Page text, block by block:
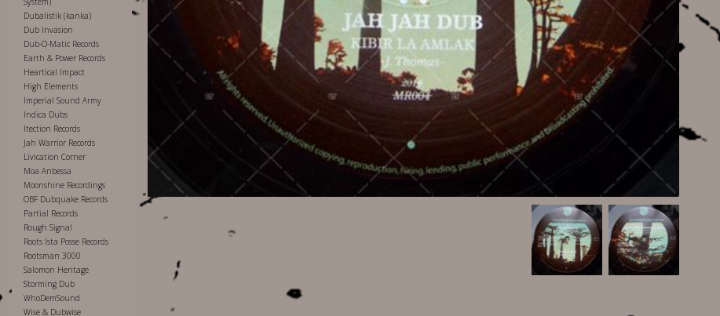
Dubalistik (kanka)
Dub Invasion
Dub-O-Matic Records
Earth & Power Records
Heartical Impact
High Elements
Imperial Sound Army
Indica Dubs
Itection Records
Jah Warrior Records
Livication Corner
Moa Anbessa
Moonshine Recordings
OBF Dubquake Records
Partial Records
Rough Signal
Roots Ista Posse Records
Rootsman 3000
Salomon Heritage
Storming Dub
WhoDemSound
Wise & Dubwise